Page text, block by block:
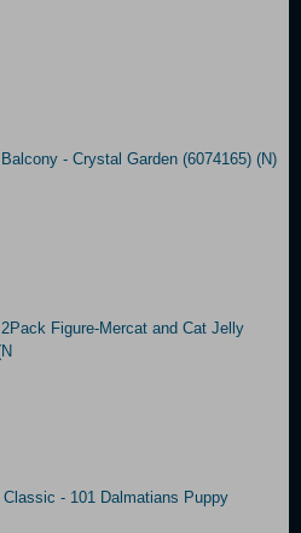
- Crystal Garden (6074165) (N)
Figure-Mercat and Cat Jelly
- 101 Dalmatians Puppy